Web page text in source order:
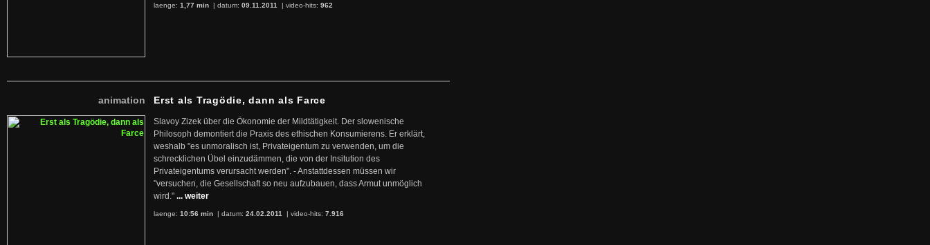
laenge: 1,77 min | datum: 09.11.2011 | video-hits: 962
animation Erst als Tragödie, dann als Farce
Slavoy Zizek über die Ökonomie der Mildtätigkeit. Der slowenische
Philosoph demontiert die Praxis des ethischen Konsumierens. Er erklärt,
weshalb "es unmoralisch ist, Privateigentum zu verwenden, um die
schrecklichen Übel einzudämmen, die von der Insitution des
Privateigentums verursacht werden". - Anstattdessen müssen wir
"versuchen, die Gesellschaft so neu aufzubauen, dass Armut unmöglich
wird." ... weiter
laenge: 10:56 min | datum: 24.02.2011 | video-hits: 7.916